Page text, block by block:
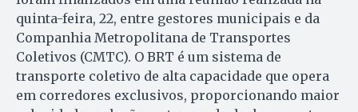
quinta-feira, 22, entre gestores municipais e da
Companhia Metropolitana de Transportes
Coletivos (CMTC). O BRT é um sistema de
transporte coletivo de alta capacidade que opera
em corredores exclusivos, proporcionando maior